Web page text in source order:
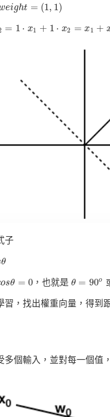
eight = (1 , 1 )
eight= (1, 1)
= 1 ⋅ x1 + 1 ⋅ x2 = x1 +
+1 x 2 =x 1+x2 = 0
子
θ
osθ = 0
os𝜃 =0 ，也就是 θ = 90o
𝜃=90o
習，找出權重向量，得到
多個輸入，並對每一個值